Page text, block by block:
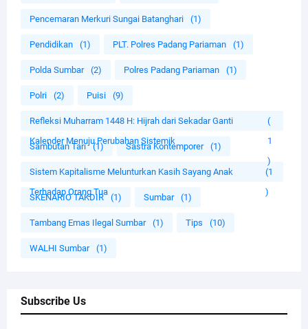
Pencemaran Merkuri Sungai Batanghari (1)
Pendidikan (1) PLT. Polres Padang Pariaman (1)
Polda Sumbar (2) Polres Padang Pariaman (1)
Polri (2) Puisi (9)
Refleksi Muharram 1448 H: Hijrah dari Sekadar Ganti
Kalender Menuju Perubahan Sistemik
(
1
)
Sambutan Tari (1) Sastra Kontemporer (1)
Sistem Kapitalisme Melunturkan Kasih Sayang Anak
Terhadap Orang Tua
(1
)
SKENARIO TAKDIR (1) Sumbar (1)
Tambang Emas Ilegal Sumbar (1) Tips (10)
WALHI Sumbar (1)
Subscribe Us